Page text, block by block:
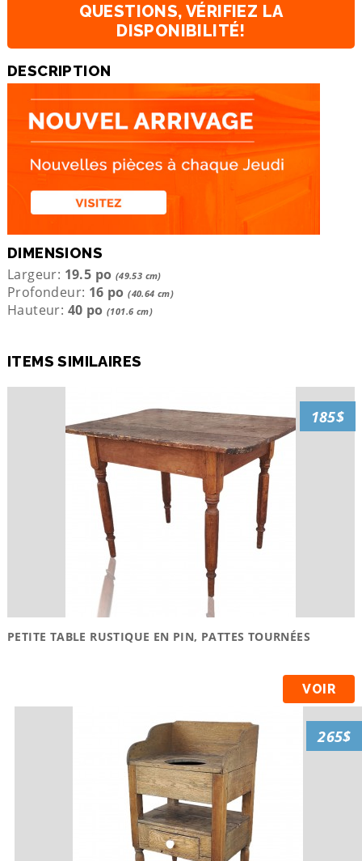
QUESTIONS, VÉRIFIEZ LA
DISPONIBILITÉ!
DESCRIPTION
DIMENSIONS
Largeur: 19.5 po (49.53 cm)
Profondeur: 16 po(40.64 cm)
Hauteur: 40 po (101.6 cm)
ITEMS SIMILAIRES
PETITE TABLE RUSTIQUE EN PIN, PATTES TOURNÉES
VOIR
185$
265$